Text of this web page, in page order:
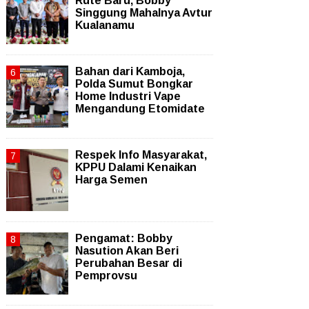
Singgung Mahalnya Avtur
Kualanamu
Bahan dari Kamboja,
Polda Sumut Bongkar
Home Industri Vape
Mengandung Etomidate
Respek Info Masyarakat,
KPPU Dalami Kenaikan
Harga Semen
Pengamat: Bobby
Nasution Akan Beri
Perubahan Besar di
Pemprovsu